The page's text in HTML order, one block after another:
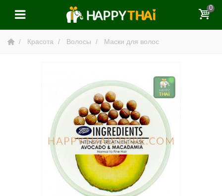
0
Красота Волосы Маски для волос